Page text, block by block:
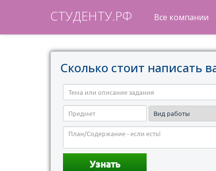
СТУДЕНТУ.РФ Все компании
Сколько стоит написать